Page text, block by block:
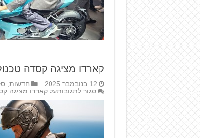
קארדו מציגה קסדה
12 בנובמבר 2025 חדשות,
סגור לתגובותעל קארדו מציגה